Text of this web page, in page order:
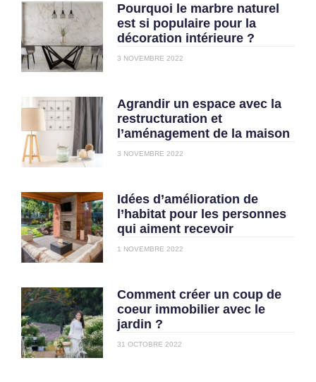
Pourquoi le marbre naturel
est si populaire pour la
décoration intérieure ?
3 NOVEMBRE 2022
Agrandir un espace avec la
restructuration et
l’aménagement de la maison
3 NOVEMBRE 2022
Idées d’amélioration de
l’habitat pour les personnes
qui aiment recevoir
1 NOVEMBRE 2022
Comment créer un coup de
coeur immobilier avec le
jardin ?
31 OCTOBRE 2022